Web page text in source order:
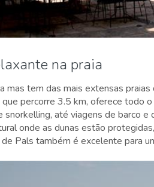
na praia
mas tem das mais extensas
percorre 3.5 km, oferece todo
até viagens de barco
onde as dunas estão
Pals também é excelente para